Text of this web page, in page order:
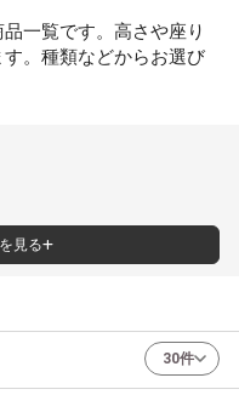
一覧です。高さや座り
。種類などからお選び
見る
30件